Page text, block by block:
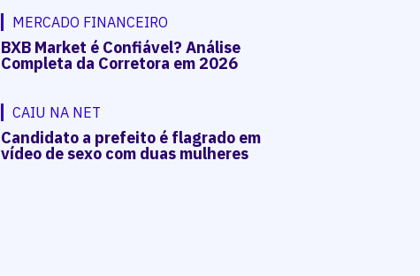
MERCADO FINANCEIRO
BXB Market é Confiável? Análise
Completa da Corretora em 2026
CAIU NA NET
Candidato a prefeito é flagrado em
vídeo de sexo com duas mulheres